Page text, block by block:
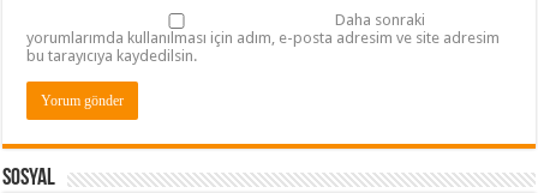
Daha sonraki
yorumlarımda kullanılması için adım, e-posta adresim ve site adresim
bu tarayıcıya kaydedilsin.
Sosyal